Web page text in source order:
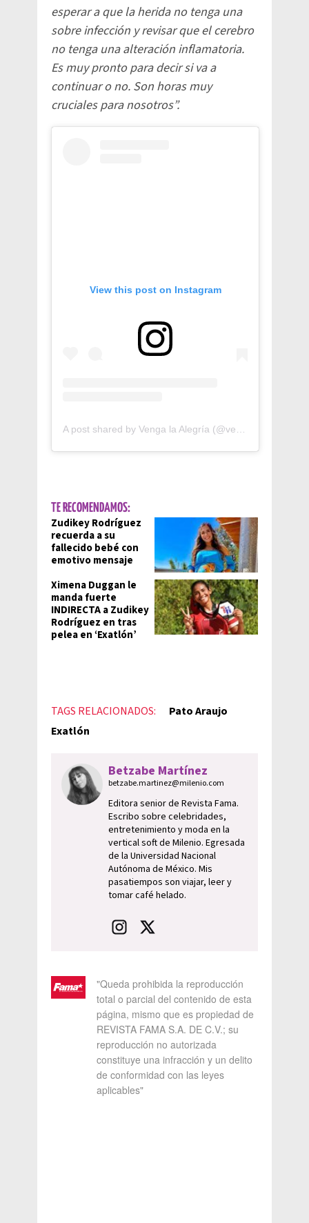
esperar a que la herida no tenga una
sobre infección y revisar que el cerebro
no tenga una alteración inflamatoria.
Es muy pronto para decir si va a
continuar o no. Son horas muy
cruciales para nosotros”.
View this post on Instagram
TE RECOMENDAMOS:
Zudikey Rodríguez
recuerda a su
fallecido bebé con
emotivo mensaje
Ximena Duggan le
manda fuerte
INDIRECTA a Zudikey
Rodríguez en tras
pelea en ‘Exatlón’
TAGS RELACIONADOS:
Pato Araujo
Exatlón
Betzabe Martínez
betzabe.martinez@milenio.com
Editora senior de Revista Fama.
Escribo sobre celebridades,
entretenimiento y moda en la
vertical soft de Milenio. Egresada
de la Universidad Nacional
Autónoma de México. Mis
pasatiempos son viajar, leer y
tomar café helado.
"Queda prohibida la reproducción
total o parcial del contenido de esta
página, mismo que es propiedad de
REVISTA FAMA S.A. DE C.V.; su
reproducción no autorizada
constituye una infracción y un delito
de conformidad con las leyes
aplicables"